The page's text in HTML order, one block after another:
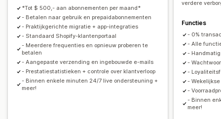
Prijzen per gebruiker
Eenmalige betaling
Dynamische prijzen
Aangepaste prijzen
Beloningen op maat
*Tot $ 500,- aan abonnementen per maand*
- Betalen naar gebruik en prepaidabonnementen
- Praktijkgerichte migratie + app-integraties
- Standaard Shopify-klantenportaal
- Meerdere frequenties en opnieuw proberen te
betalen
- Aangepaste verzending en ingebouwde e-mails
- Prestatiestatistieken + controle over klantverloop
- Binnen enkele minuten 24/7 live ondersteuning +
meer!
verdere
Functies
- 0%
- Alle
-
-
-
-
-
- Binnen
meer!